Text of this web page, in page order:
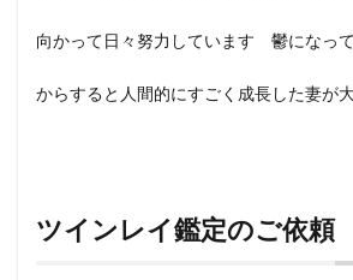
向かって日々努力しています 鬱になっ
からすると人間的にすごく成長した妻が
ツインレイ鑑定のご依頼